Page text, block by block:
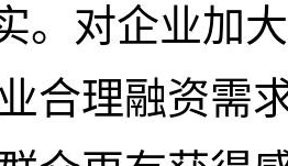
。对企业加
合理融资需